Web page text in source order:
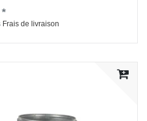
*
Frais de livraison